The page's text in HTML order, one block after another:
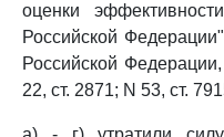
оценки
Российской
Российской
22, ст. 2871; N 53, ст.